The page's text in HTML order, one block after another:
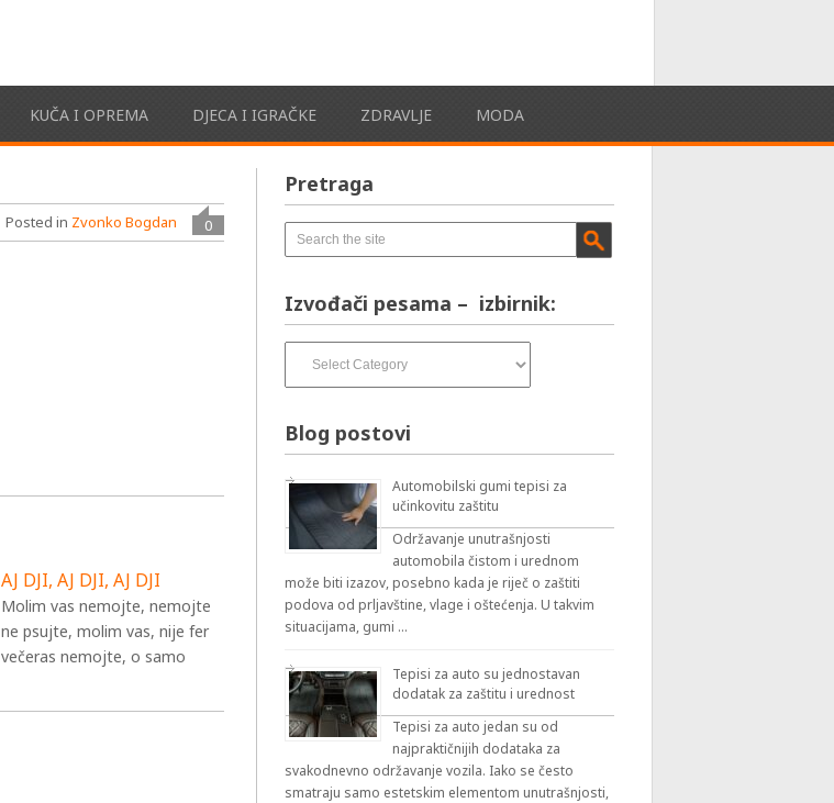
KUČA I OPREMA DJECA I IGRAČKE ZDRAVLJE MODA
0
Posted in Zvonko Bogdan
AJ DJI, AJ DJI, AJ DJI
Molim vas nemojte, nemojte
ne psujte, molim vas, nije fer
večeras nemojte, o samo
Pretraga
Izvođači pesama – izbirnik:
pesama
Blog postovi
Automobilski gumi tepisi za
učinkovitu zaštitu
Održavanje unutrašnjosti
automobila čistom i urednom
može biti izazov, posebno kada je riječ o zaštiti
podova od prljavštine, vlage i oštećenja. U takvim
situacijama, gumi …
Tepisi za auto su jednostavan
dodatak za zaštitu i urednost
Tepisi za auto jedan su od
najpraktičnijih dodataka za
svakodnevno održavanje vozila. Iako se često
smatraju samo estetskim elementom unutrašnjosti,